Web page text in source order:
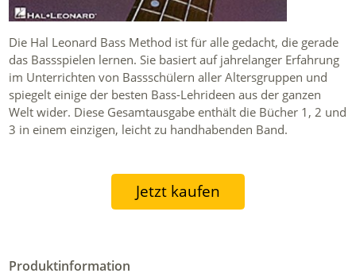
Die Hal Leonard Bass Method ist für alle gedacht, die gerade
das Bassspielen lernen. Sie basiert auf jahrelanger Erfahrung
im Unterrichten von Bassschülern aller Altersgruppen und
spiegelt einige der besten Bass-Lehrideen aus der ganzen
Welt wider. Diese Gesamtausgabe enthält die Bücher 1, 2 und
3 in einem einzigen, leicht zu handhabenden Band.
Jetzt kaufen
Produktinformation